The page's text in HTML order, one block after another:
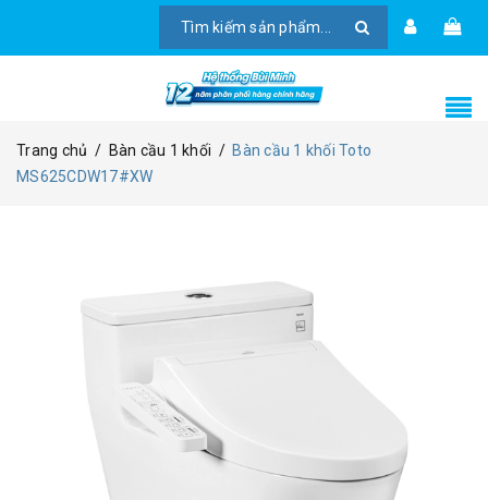
Trang chủ / Bàn cầu 1 khối / Bàn cầu 1 khối Toto
MS625CDW17#XW